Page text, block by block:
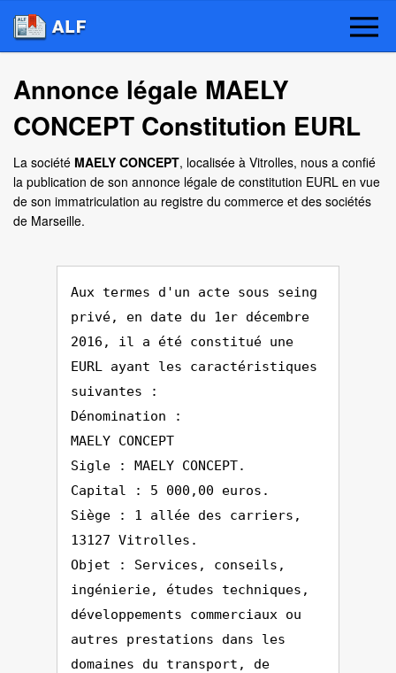
Annonce légale MAELY
CONCEPT Constitution EURL
La société MAELY CONCEPT, localisée à Vitrolles, nous a confié
la publication de son annonce légale de constitution EURL en vue
de son immatriculation au registre du commerce et des sociétés
de Marseille.
Aux termes d'un acte sous seing
privé, en date du 1er décembre
2016, il a été constitué une
EURL ayant les caractéristiques
suivantes :
Dénomination :
MAELY CONCEPT
Sigle : MAELY CONCEPT.
Capital : 5 000,00 euros.
Siège : 1 allée des carriers,
13127 Vitrolles.
Objet : Services, conseils,
ingénierie, études techniques,
développements commerciaux ou
autres prestations dans les
domaines du transport, de